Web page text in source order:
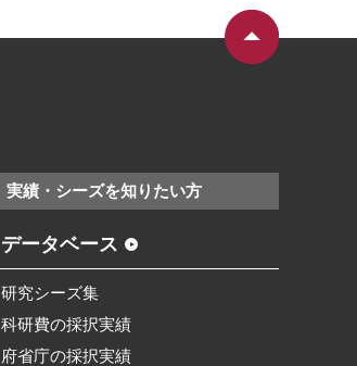
実績・シーズを知りたい方
データベース
研究シーズ集
科研費の採択実績
府省庁の採択実績